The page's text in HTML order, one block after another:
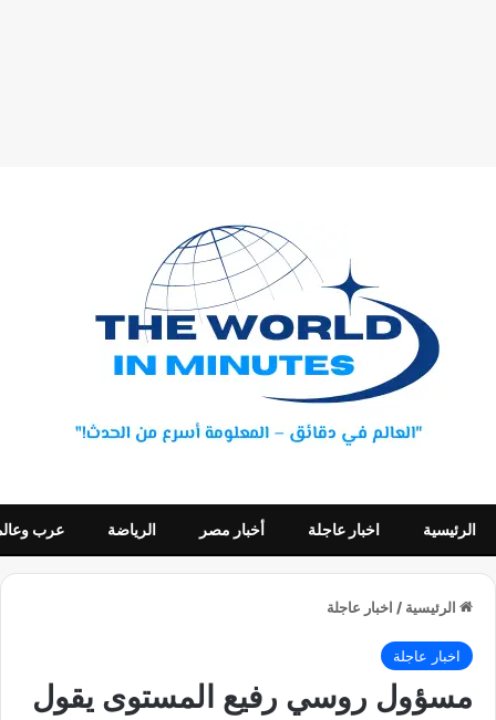
الرئيسية اخبار عاجلة أخبار مصر الرياضة عرب
الرئيسية / اخبار عاجلة
اخبار عاجلة
مسؤول روسي رفيع المستوى يقول